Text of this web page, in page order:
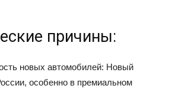
причины:
новых автомобилей: Новый
особенно в премиальном